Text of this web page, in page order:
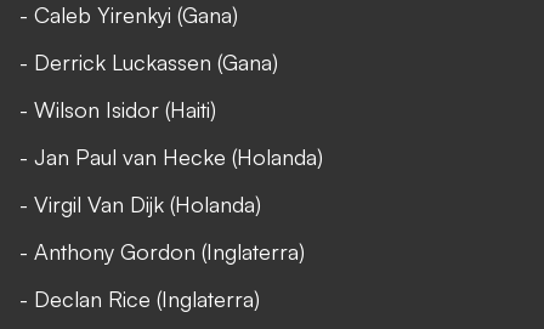
- Caleb Yirenkyi (Gana)
- Derrick Luckassen (Gana)
- Wilson Isidor (Haiti)
- Jan Paul van Hecke (Holanda)
- Virgil Van Dijk (Holanda)
- Anthony Gordon (Inglaterra)
- Declan Rice (Inglaterra)